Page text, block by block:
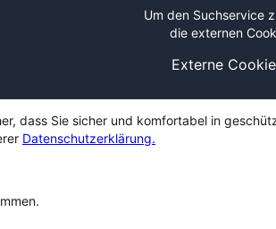
Um den Suchservice
die externen
Externe
dass Sie sicher und komfortabel in
Datenschutzerklärung.